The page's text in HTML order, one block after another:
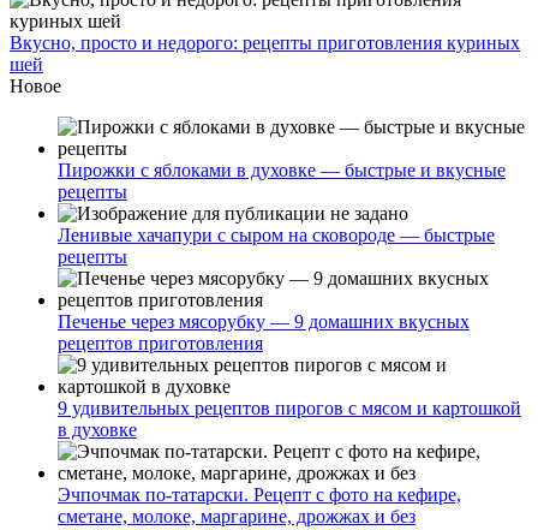
Вкусно, просто и недорого: рецепты приготовления куриных
шей
Новое
Пирожки с яблоками в духовке — быстрые и вкусные
рецепты
Ленивые хачапури с сыром на сковороде — быстрые
рецепты
Печенье через мясорубку — 9 домашних вкусных
рецептов приготовления
9 удивительных рецептов пирогов с мясом и картошкой
в духовке
Эчпочмак по-татарски. Рецепт с фото на кефире,
сметане, молоке, маргарине, дрожжах и без